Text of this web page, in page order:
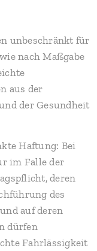
unbeschränkt für
nach Maßgabe
aus der
der Gesundheit
Haftung: Bei
im Falle der
deren
des
auf deren
dürfen
Fahrlässigkeit